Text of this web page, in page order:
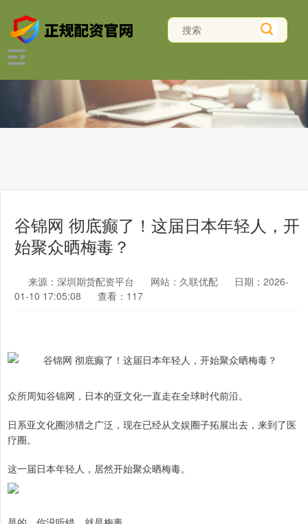
谷锦网 彻底癫了！这届日本年轻人，开
始聚众晒梅毒？
来源：深圳期货配资平台 网站：久联优配
日期：2026-
01-10 17:05:08
查看：117
众所周知谷锦网，日本的亚文化一直走在全球时代前沿。
日系亚文化圈涉猎之广泛，现在已经从文娱圈子拓展出去，来到了医
疗圈。
这一届日本年轻人，居然开始聚众晒梅毒。